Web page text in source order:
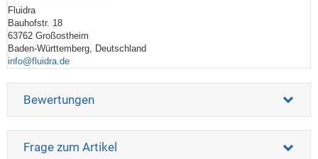
Fluidra
Bauhofstr. 18
63762 Großostheim
Baden-Württemberg, Deutschland
info@fluidra.de
Bewertungen
Frage zum Artikel